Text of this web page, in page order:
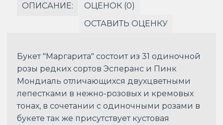
ОПИСАНИЕ:
ОЦЕНОК (0)
ОСТАВИТЬ ОЦЕНКУ
Букет "Маргарита" состоит из 31 одиночной
розы редких сортов Эсперанс и Пинк
Мондиаль отличающихся двухцветными
лепестками в нежно-розовых и кремовых
тонах, в сочетании с одиночными розами в
букете так же присутствует кустовая